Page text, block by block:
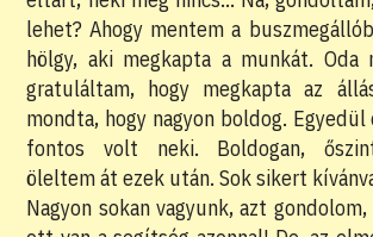
lehet? Ahogy mentem a
hölgy, aki megkapta a munkát. Oda
gratuláltam, hogy megkapta az
mondta, hogy nagyon boldog. Egyedül
fontos volt neki. Boldogan,
öleltem át ezek után. Sok sikert
Nagyon sokan vagyunk, azt